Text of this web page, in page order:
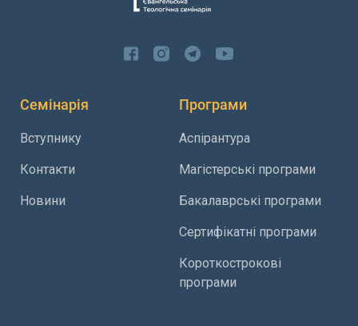
Семінарія
Вступнику
Контакти
Новини
Програми
Аспірантура
Магістерські програми
Бакалаврські програми
Сертифікатні програми
Короткострокові
програми